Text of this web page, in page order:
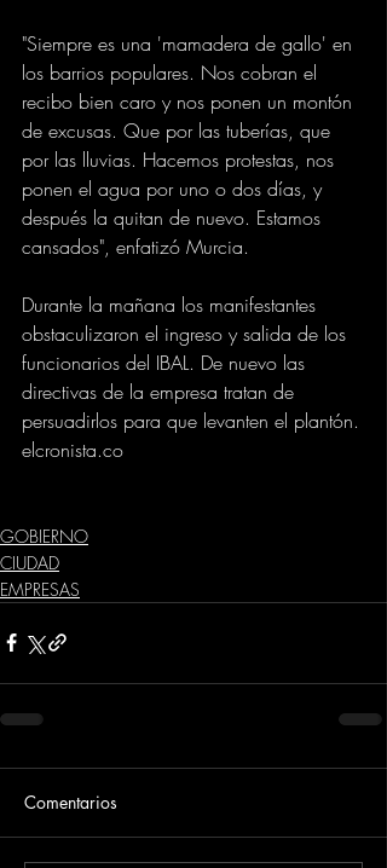
"Siempre es una 'mamadera de gallo' en
los barrios populares. Nos cobran el
recibo bien caro y nos ponen un montón
de excusas. Que por las tuberías, que
por las lluvias. Hacemos protestas, nos
ponen el agua por uno o dos días, y
después la quitan de nuevo. Estamos
cansados", enfatizó Murcia.
Durante la mañana los manifestantes
obstaculizaron el ingreso y salida de los
funcionarios del IBAL. De nuevo las
directivas de la empresa tratan de
persuadirlos para que levanten el plantón.
elcronista.co
GOBIERNO
CIUDAD
EMPRESAS
Comentarios